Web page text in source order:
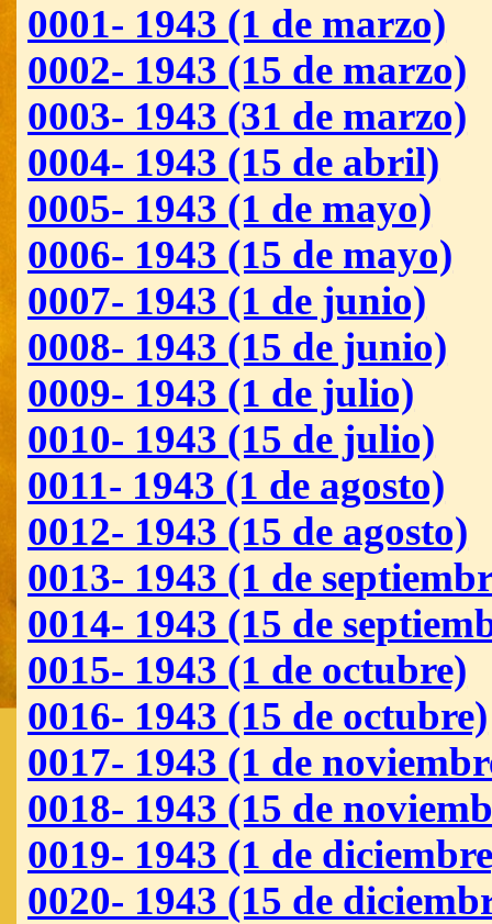
0001- 1943 (1 de marzo)
0002- 1943 (15 de marzo)
0003- 1943 (31 de marzo)
0004- 1943 (15 de abril)
0005- 1943 (1 de mayo)
0006- 1943 (15 de mayo)
0007- 1943 (1 de junio)
0008- 1943 (15 de junio)
0009- 1943 (1 de julio)
0010- 1943 (15 de julio)
0011- 1943 (1 de agosto)
0012- 1943 (15 de agosto)
0013- 1943 (1 de
0014- 1943 (15 de
0015- 1943 (1 de octubre)
0016- 1943 (15 de octubre)
0017- 1943 (1 de
0018- 1943 (15 de
0019- 1943 (1 de
0020- 1943 (15 de